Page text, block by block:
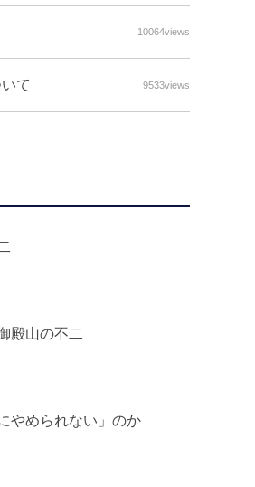
10064views
て 9533views
殿山の不二
やめられない」のか